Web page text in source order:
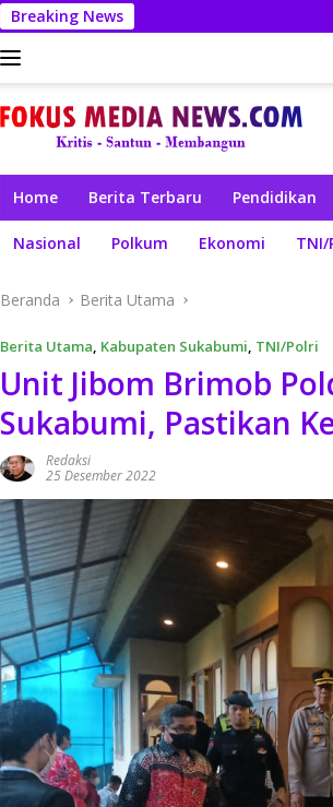
Breaking News
Home Berita Terbaru Pendidikan
Nasional Polkum Ekonomi TNI/
Beranda Berita Utama
Berita Utama, Kabupaten Sukabumi, TNI/Polri
Unit Jibom Brimob
Sukabumi, Pastikan
Redaksi
25 Desember 2022